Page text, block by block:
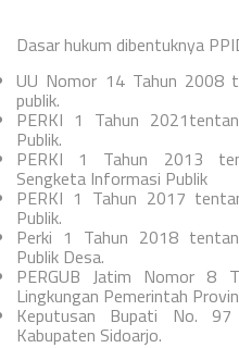
Dasar hukum dibentuknya
UU Nomor 14 Tahun 2008
publik.
PERKI 1 Tahun
Publik.
PERKI 1 Tahun 2013
Sengketa Informasi Publik
PERKI 1 Tahun 2017
Publik.
Perki 1 Tahun 2018
Publik Desa.
PERGUB Jatim Nomor 8
Lingkungan Pemerintah
Keputusan Bupati No.
Kabupaten Sidoarjo.